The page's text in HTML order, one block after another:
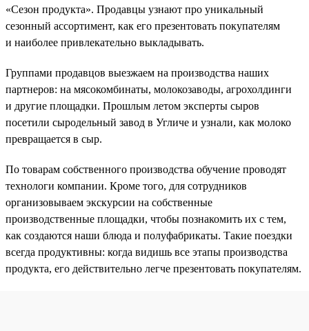
«Сезон продукта». Продавцы узнают про уникальный
сезонный ассортимент, как его презентовать покупателям
и наиболее привлекательно выкладывать.
Группами продавцов выезжаем на производства наших
партнеров: на мясокомбинаты, молокозаводы, агрохолдинги
и другие площадки. Прошлым летом эксперты сыров
посетили сыродельный завод в Угличе и узнали, как молоко
превращается в сыр.
По товарам собственного производства обучение проводят
технологи компании. Кроме того, для сотрудников
организовываем экскурсии на собственные
производственные площадки, чтобы познакомить их с тем,
как создаются наши блюда и полуфабрикаты. Такие поездки
всегда продуктивны: когда видишь все этапы производства
продукта, его действительно легче презентовать покупателям.